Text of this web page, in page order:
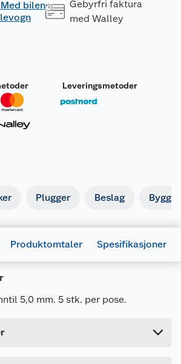
bilen
Gebyrfri faktura
med Walley
Leveringsmetoder
Plugger Beslag
Produktomtaler Spesifikasjoner
5,0 mm. 5 stk. per pose.
5708614204160
0.021 kg